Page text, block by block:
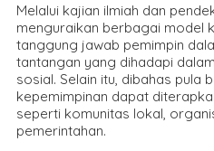
Melalui kajian ilmiah dan
menguraikan berbagai model
tanggung jawab pemimpin
tantangan yang dihadapi
sosial. Selain itu, dibahas pula
kepemimpinan dapat
seperti komunitas lokal,
pemerintahan.